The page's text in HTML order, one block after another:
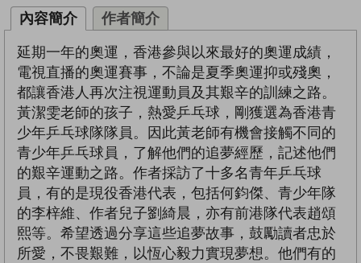
內容簡介 作者簡介
延期一年的奧運，香港參與以來最好的奧運成績，
電視直播的奧運賽事，不論是夏季奧運抑或殘奧，
都讓香港人再次注視運動員及其艱辛的訓練之路。
黃潔雯老師的孩子，熱愛乒乓球，剛獲選為香港青
少年乒乓球隊隊員。因此黃老師有機會接觸不同的
青少年乒乓球員，了解他們的追夢經歷，記述他們
的艱辛運動之路。作者採訪了十多名青年乒乓球
員，有的是現役香港代表，包括何鈞傑、青少年隊
的李梓維、作者兒子劉綺晨，亦有前港隊代表趙頌
熙等。希望透過分享這些追夢故事，鼓勵讀者忠於
所愛，不畏艱難，以恆心毅力實現夢想。他們有的